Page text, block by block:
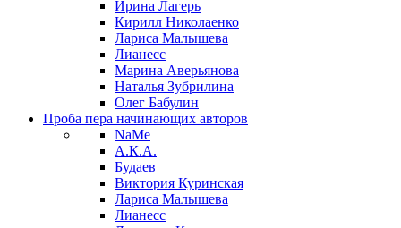
Ирина Лагерь
Кирилл Николаенко
Лариса Малышева
Лианесс
Марина Аверьянова
Наталья Зубрилина
Олег Бабулин
Проба пера начинающих авторов
NaMe
А.К.А.
Будаев
Виктория Куринская
Лариса Малышева
Лианесс